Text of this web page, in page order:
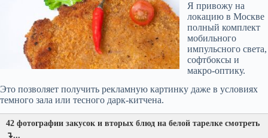
Я привожу на
локацию в Москве
полный комплект
мобильного
импульсного света,
софтбоксы и
макро-оптику.
Это позволяет получить рекламную картинку даже в условиях
темного зала или тесного дарк-китчена.
42 фотографии закусок и вторых блюд на белой тарелке смотреть
↴...